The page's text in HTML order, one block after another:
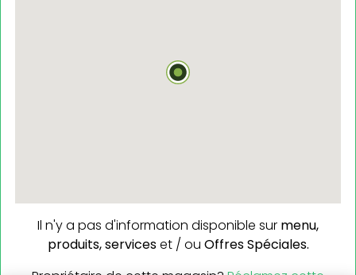
Il n'y a pas d'information disponible sur menu,
produits,serviceset / ou Offres Spéciales.